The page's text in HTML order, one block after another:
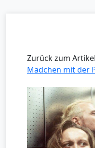
Zurück zum
Mädchen mit der